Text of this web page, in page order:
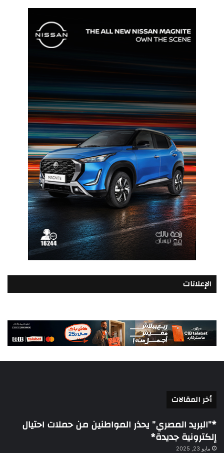
الإعلانات
أخر المقالات
*”البريد المصري” يحذر المواطنين من حملات احتيال
إلكترونية جديدة*
مايو 23, 2025